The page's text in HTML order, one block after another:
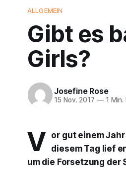
ALLGEMEIN
Gibt es
Girls?
Josefine Rose
15 Nov. 2017 —1 Min.
V or gut einem
diesem Tag lief
um die Forsetzung der